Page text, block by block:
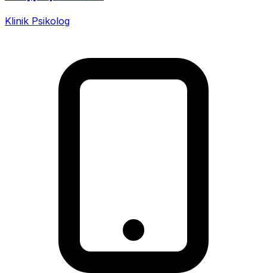
Klinik Psikolog